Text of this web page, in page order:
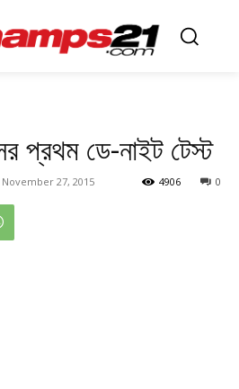
প্রথম ডে-নাইট টেস্ট
November 27, 2015 0
4906